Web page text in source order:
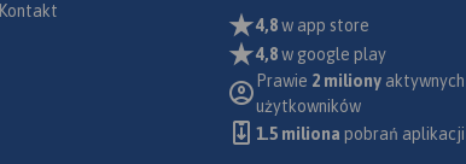
Kontakt
4,8w app store
4,8w google play
Prawie 2 miliony aktywnych
użytkowników
1.5 miliona pobrań aplikacji